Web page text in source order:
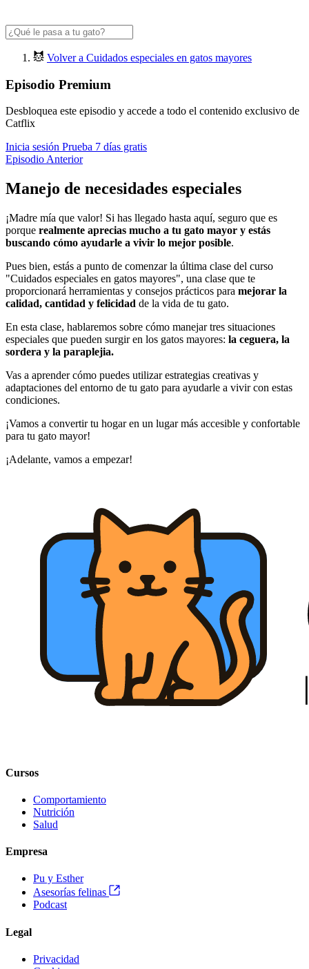
Volver a Cuidados especiales en gatos mayores
Episodio Premium
Desbloquea este episodio y accede a todo el contenido exclusivo de
Catflix
Inicia sesión Prueba 7 días gratis
Episodio Anterior
Manejo de necesidades especiales
¡Madre mía que valor! Si has llegado hasta aquí, seguro que es
porque realmente aprecias mucho a tu gato mayor y estás
buscando cómo ayudarle a vivir lo mejor posible.
Pues bien, estás a punto de comenzar la última clase del curso
"Cuidados especiales en gatos mayores", una clase que te
proporcionará herramientas y consejos prácticos para mejorar la
calidad, cantidad y felicidad de la vida de tu gato.
En esta clase, hablaremos sobre cómo manejar tres situaciones
especiales que pueden surgir en los gatos mayores: la ceguera, la
sordera y la paraplejia.
Vas a aprender cómo puedes utilizar estrategias creativas y
adaptaciones del entorno de tu gato para ayudarle a vivir con estas
condiciones.
¡Vamos a convertir tu hogar en un lugar más accesible y confortable
para tu gato mayor!
¡Adelante, vamos a empezar!
Cursos
Comportamiento
Nutrición
Salud
Empresa
Pu y Esther
Asesorías felinas
Podcast
Legal
Privacidad